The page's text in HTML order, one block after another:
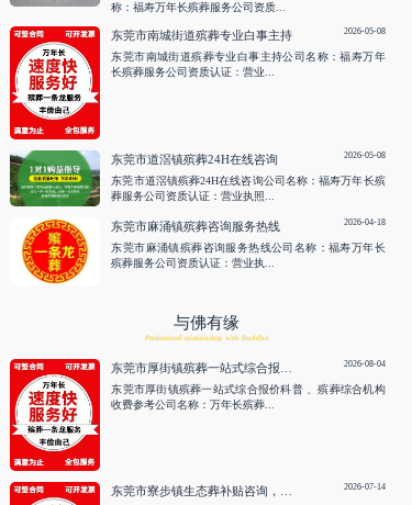
称：福寿万年长殡葬服务公司资质...
东莞市南城街道殡葬专业白事主持 2026-05-08
东莞市南城街道殡葬专业白事主持公司名称：福寿万年
长殡葬服务公司资质认证：营业...
东莞市道滘镇殡葬24H在线咨询 2026-05-08
东莞市道滘镇殡葬24H在线咨询公司名称：福寿万年长殡
葬服务公司资质认证：营业执照...
东莞市麻涌镇殡葬咨询服务热线 2026-04-18
东莞市麻涌镇殡葬咨询服务热线公司名称：福寿万年长
殡葬服务公司资质认证：营业执...
与佛有缘
Predestined relationship with Buddha
2026-08-04
东莞市厚街镇殡葬一站式综合报价科普 、殡葬综合机构
收费参考公司名称：万年长殡葬...
2026-07-14